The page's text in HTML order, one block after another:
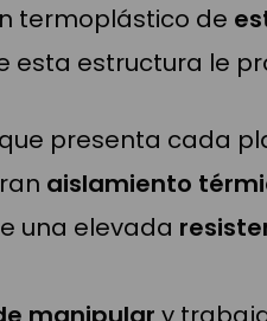
termoplástico de
esta estructura le
que presenta cada
aislamiento
una elevada